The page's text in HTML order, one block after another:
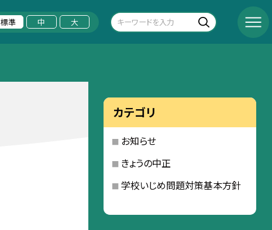
標準 中 大
カテゴリ
お知らせ
きょうの中正
学校いじめ問題対策基本方針